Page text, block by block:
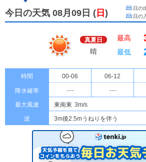
今日の天気 08月09日 ( 日 ) 日の
日の
真夏日
晴
最高
最低
時間 00-06 06-12
降水確率 --- ---
最大風速 東南東 3m/s
波
3m後2.5mうねりを伴う